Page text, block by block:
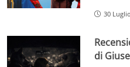
30
di